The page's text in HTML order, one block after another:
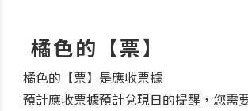
橘色的【票】
橘色的【票】是應收票據
預計應收票據預計兌現日的提醒，您需